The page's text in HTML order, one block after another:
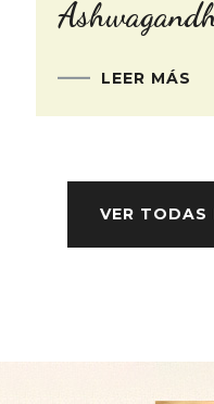
LEER MÁS
VER TODAS